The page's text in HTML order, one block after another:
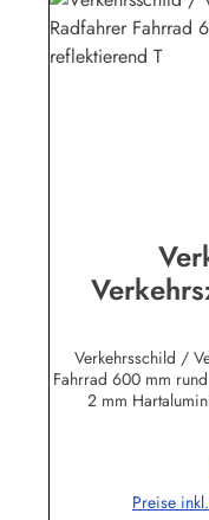
– 1642111
Verkehrsschild /
Fahrrad 600 mm
2 mm
verschiedenen
beste Qualität
Preisvergleich:
Preise